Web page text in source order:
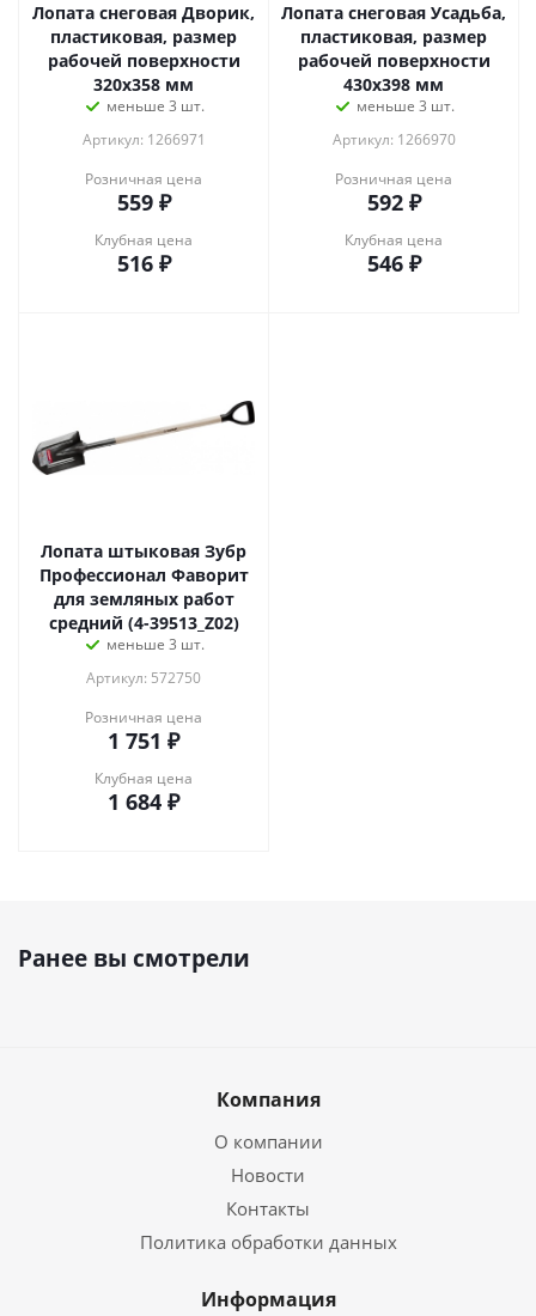
Лопата снеговая Дворик,
пластиковая, размер
рабочей поверхности
320х358 мм
меньше 3 шт.
Артикул: 1266971
Розничная цена
559₽
Клубная цена
516₽
Лопата снеговая Усадьба,
пластиковая, размер
рабочей поверхности
430х398 мм
меньше 3 шт.
Артикул: 1266970
Розничная цена
592₽
Клубная цена
546₽
Лопата штыковая Зубр
Профессионал Фаворит
для земляных работ
средний (4-39513_Z02)
меньше 3 шт.
Артикул: 572750
Розничная цена
1 751 ₽
Клубная цена
1 684 ₽
Ранее вы смотрели
Компания
О компании
Новости
Контакты
Политика обработки данных
Информация